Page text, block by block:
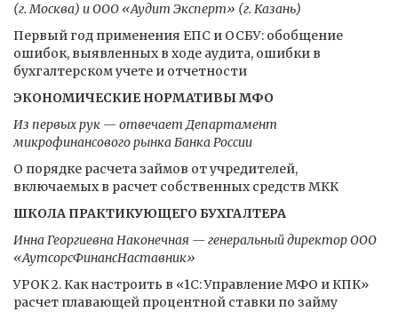
(г. Москва) и ООО «Аудит Эксперт» (г. Казань)
Первый год применения ЕПС и ОСБУ: обобщение
ошибок, выявленных в ходе аудита, ошибки в
бухгалтерском учете и отчетности
ЭКОНОМИЧЕСКИЕ НОРМАТИВЫ МФО
Из первых рук — отвечает Департамент
микрофинансового рынка Банка России
О порядке расчета займов от учредителей,
включаемых в расчет собственных средств МКК
ШКОЛА ПРАКТИКУЮЩЕГО БУХГАЛТЕРА
Инна Георгиевна Наконечная — генеральный директор ООО
«АутсорсФинансНаставник»
УРОК 2. Как настроить в «1С: Управление МФО и КПК»
расчет плавающей процентной ставки по займу